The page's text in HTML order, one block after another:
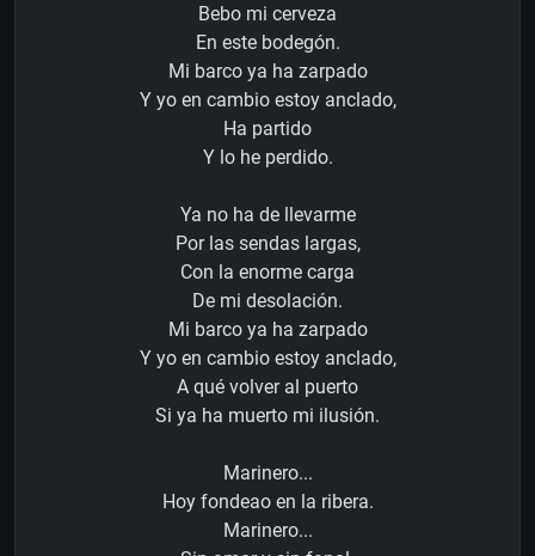
Bebo mi cerveza
En este bodegón.
Mi barco ya ha zarpado
Y yo en cambio estoy anclado,
Ha partido
Y lo he perdido.
Ya no ha de llevarme
Por las sendas largas,
Con la enorme carga
De mi desolación.
Mi barco ya ha zarpado
Y yo en cambio estoy anclado,
A qué volver al puerto
Si ya ha muerto mi ilusión.
Marinero...
Hoy fondeao en la ribera.
Marinero...